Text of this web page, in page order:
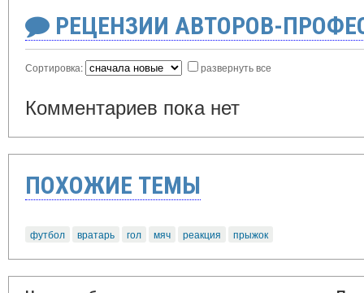
РЕЦЕНЗИИ АВТОРОВ-
Сортировка: развернуть все
Комментариев пока нет
ПОХОЖИЕ ТЕМЫ
футбол вратарь гол мяч реакция прыжок